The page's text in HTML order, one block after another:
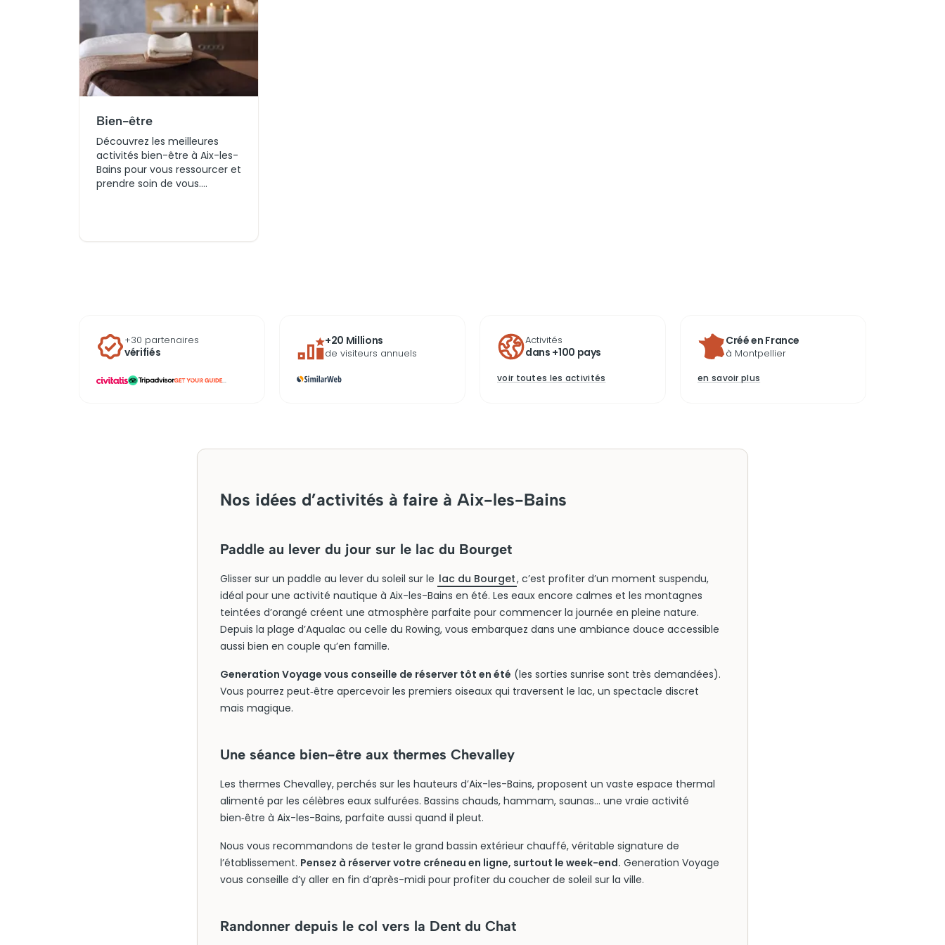
Bien-être
Découvrez les meilleures
activités bien-être à Aix-les-
Bains pour vous ressourcer et
prendre soin de vous.
+30 partenaires
vérifiés
...
+20 Millions
de visiteurs annuels
Activités
dans +100 pays
voir toutes les activités
Créé en France
à Montpellier
en savoir plus
Nos idées d’activités à faire à Aix-les-Bains
Paddle au lever du jour sur le lac du Bourget
Glisser sur un paddle au lever du soleil sur le lac du Bourget, c’est profiter d’un moment suspendu,
idéal pour une activité nautique à Aix-les-Bains en été. Les eaux encore calmes et les montagnes
teintées d’orangé créent une atmosphère parfaite pour commencer la journée en pleine nature.
Depuis la plage d’Aqualac ou celle du Rowing, vous embarquez dans une ambiance douce accessible
aussi bien en couple qu’en famille.
Generation Voyage vous conseille de réserver tôt en été (les sorties sunrise sont très demandées).
Vous pourrez peut‑être apercevoir les premiers oiseaux qui traversent le lac, un spectacle discret
mais magique.
Une séance bien-être aux thermes Chevalley
Les thermes Chevalley, perchés sur les hauteurs d’Aix-les-Bains, proposent un vaste espace thermal
alimenté par les célèbres eaux sulfurées. Bassins chauds, hammam, saunas… une vraie activité
bien‑être à Aix-les-Bains, parfaite aussi quand il pleut.
Nous vous recommandons de tester le grand bassin extérieur chauffé, véritable signature de
l’établissement. Pensez à réserver votre créneau en ligne, surtout le week-end. Generation Voyage
vous conseille d’y aller en fin d’après-midi pour profiter du coucher de soleil sur la ville.
Randonner depuis le col vers la Dent du Chat